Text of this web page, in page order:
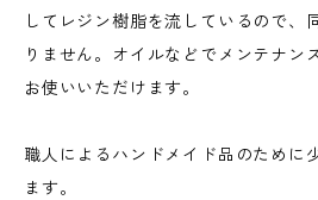
してレジン樹脂を流しているので、
りません。オイルなどでメンテナン
お使いいただけます。
職人によるハンドメイド品のために
ます。